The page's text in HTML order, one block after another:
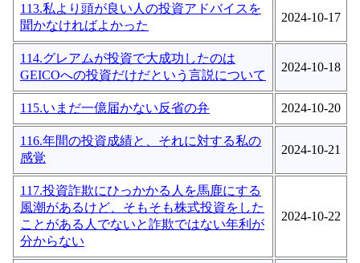
113.私より頭が良い人の投資アドバイスを
聞かなければよかった
2024-10-17
114.グレアムが投資で大成功したのは
GEICOへの投資だけだという言説について
2024-10-18
115.いまだ一億届かない反省の弁 2024-10-20
116.年間の投資成績と、それに対する私の
感覚
2024-10-21
117.投資詐欺にひっかかる人を馬鹿にする
風潮があるけど、そもそも株式投資をした
ことがある人でないと詐欺ではない年利が
分からない
2024-10-22